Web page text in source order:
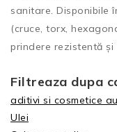
sanitare. Disponibile
(cruce, torx,
prindere rezistentă și
Filtreaza dupa
aditivi si cosmetice
Ulei